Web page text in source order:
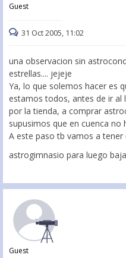
Guest
31 Oct 2005, 11:02
una observacion sin
estrellas.... jejeje
Ya, lo que solemos hacer es
estamos todos, antes de ir al
por la tienda, a comprar
supusimos que en cuenca no
A este paso tb vamos a
astrogimnasio para luego
Guest